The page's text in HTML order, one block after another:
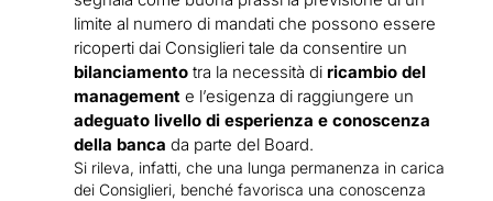
limite al numero di mandati che possono essere
ricoperti dai Consiglieri tale da consentire un
bilanciamento tra la necessità di ricambio del
management e l’esigenza di raggiungere un
adeguato livello di esperienza e conoscenza
della banca da parte del Board.
Si rileva, infatti, che una lunga permanenza in carica
dei Consiglieri, benché favorisca una conoscenza